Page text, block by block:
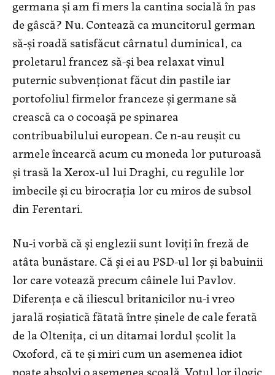
germana și am fi mers la cantina socială în pas
de gâscă? Nu. Contează ca muncitorul german
să-și roadă satisfăcut cârnatul duminical, ca
proletarul francez să-și bea relaxat vinul
puternic subvenționat făcut din pastile iar
portofoliul firmelor franceze și germane să
crească ca o cocoașă pe spinarea
contribuabilului european. Ce n-au reușit cu
armele încearcă acum cu moneda lor puturoasă
și trasă la Xerox-ul lui Draghi, cu regulile lor
imbecile și cu birocrația lor cu miros de subsol
din Ferentari.
Nu-i vorbă că și englezii sunt loviți în freză de
atâta bunăstare. Că și ei au PSD-ul lor și babuinii
lor care votează precum câinele lui Pavlov.
Diferența e că iliescul britanicilor nu-i vreo
jarală roșiatică fătată între șinele de cale ferată
de la Oltenița, ci un ditamai lordul școlit la
Oxoford, că te și miri cum un asemenea idiot
poate absolvi o asemenea școală. Votul lor ilogic